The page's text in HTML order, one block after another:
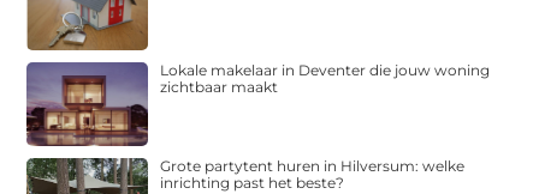
Lokale makelaar in Deventer die jouw woning
zichtbaar maakt
Grote partytent huren in Hilversum: welke
inrichting past het beste?